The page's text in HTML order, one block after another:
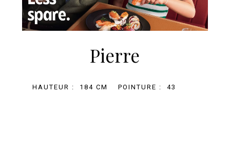
Pierre
HAUTEUR : 184 CM POINTURE : 43